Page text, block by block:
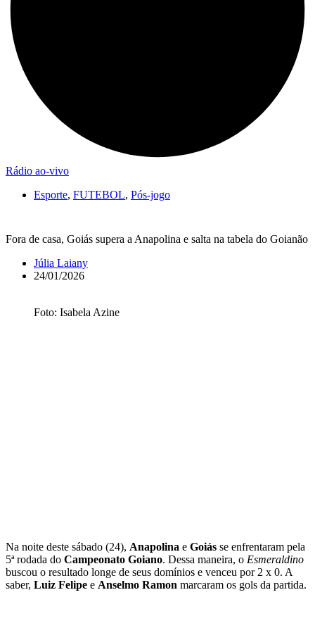
Rádio ao-vivo
Esporte, FUTEBOL, Pós-jogo
Fora de casa, Goiás supera a Anapolina e salta na tabela do Goianão
Júlia Laiany
24/01/2026
Foto: Isabela Azine
Na noite deste sábado (24), Anapolina e Goiás se enfrentaram pela
5ª rodada do Campeonato Goiano. Dessa maneira, o Esmeraldino
buscou o resultado longe de seus domínios e venceu por 2 x 0. A
saber, Luiz Felipe e Anselmo Ramon marcaram os gols da partida.